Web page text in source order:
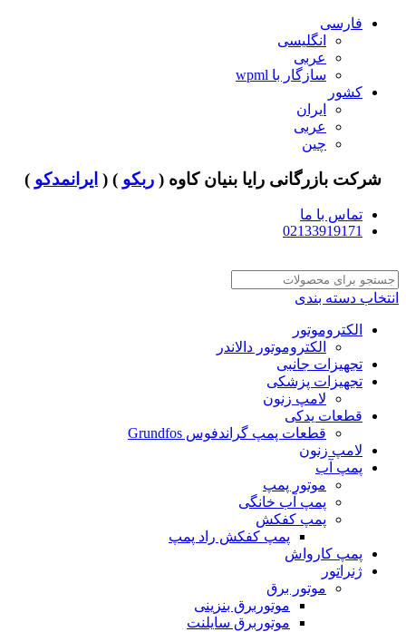
فارسی
انگلیسی
عربی
سازگار با wpml
کشور
ایران
عربی
چین
شرکت بازرگانی رایا بنیان کاوه ( ربکو ) ( ایرانمدکو )
تماس با ما
02133919171
انتخاب دسته بندی
الکتروموتور
الکتروموتور دالاندر
تجهیزات جانبی
تجهیزات پزشکی
لامپ زنون
قطعات یدکی
قطعات پمپ گراندفوس Grundfos
لامپ زنون
پمپ آب
موتور پمپ
پمپ آب خانگی
پمپ کفکش
پمپ کفکش راد پمپ
پمپ کارواش
ژنراتور
موتور برق
موتوربرق بنزینی
موتوربرق سایلنت